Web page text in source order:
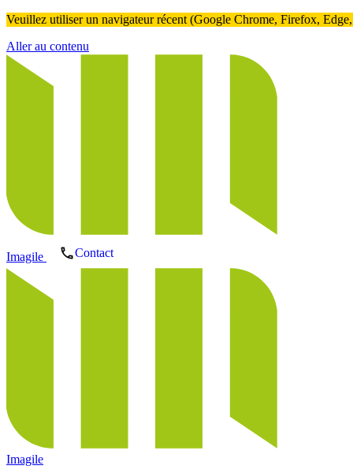
Veuillez utiliser un navigateur récent (Google Chrome, Firefox,
Aller au contenu
Imagile Contact
Imagile